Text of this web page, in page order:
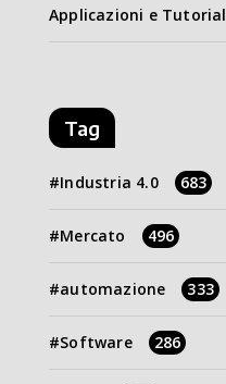
Applicazioni e Tutorial
Tag
Industria 4.0 683
Mercato 496
automazione 333
Software 286